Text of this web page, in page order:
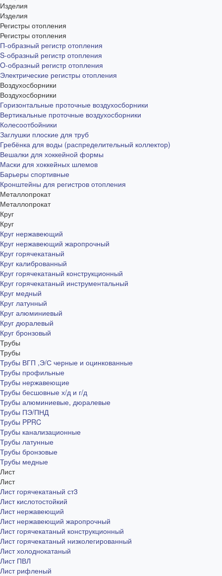
Изделия
Изделия
Регистры отопления
Регистры отопления
П-образный регистр отопления
S-образный регистр отопления
O-образный регистр отопления
Электрические регистры отопления
Воздухосборники
Воздухосборники
Горизонтальные проточные воздухосборники
Вертикальные проточные воздухосборники
Колесоотбойники
Заглушки плоские для труб
Гребёнка для воды (распределительный коллектор)
Вешалки для хоккейной формы
Маски для хоккейных шлемов
Барьеры спортивные
Кронштейны для регистров отопления
Металлопрокат
Металлопрокат
Круг
Круг
Круг нержавеющий
Круг нержавеющий жаропрочный
Круг горячекатаный
Круг калиброванный
Круг горячекатаный конструкционный
Круг горячекатаный инструментальный
Круг медный
Круг латунный
Круг алюминиевый
Круг дюралевый
Круг бронзовый
Трубы
Трубы
Трубы ВГП ,Э/С черные и оцинкованные
Трубы профильные
Трубы нержавеющие
Трубы бесшовные х/д и г/д
Трубы алюминиевые, дюралевые
Трубы ПЭ/ПНД
Трубы PPRC
Трубы канализационные
Трубы латунные
Трубы бронзовые
Трубы медные
Лист
Лист
Лист горячекатаный ст3
Лист кислотостойкий
Лист нержавеющий
Лист нержавеющий жаропрочный
Лист горячекатаный конструкционный
Лист горячекатаный низколегированный
Лист холоднокатаный
Лист ПВЛ
Лист рифленый